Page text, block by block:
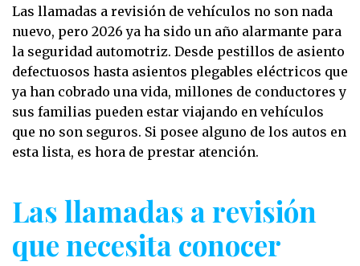
Las llamadas a revisión de vehículos no son nada
nuevo, pero 2026 ya ha sido un año alarmante para
la seguridad automotriz. Desde pestillos de asiento
defectuosos hasta asientos plegables eléctricos que
ya han cobrado una vida, millones de conductores y
sus familias pueden estar viajando en vehículos
que no son seguros. Si posee alguno de los autos en
esta lista, es hora de prestar atención.
Las llamadas a revisión
que necesita conocer